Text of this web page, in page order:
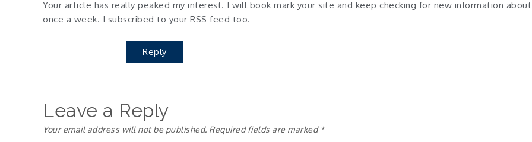
Your article has really peaked my interest. I will book mark your site and keep checking for new information about
once a week. I subscribed to your RSS feed too.
Reply
Leave a Reply
Your email address will not be published. Required fields are marked *